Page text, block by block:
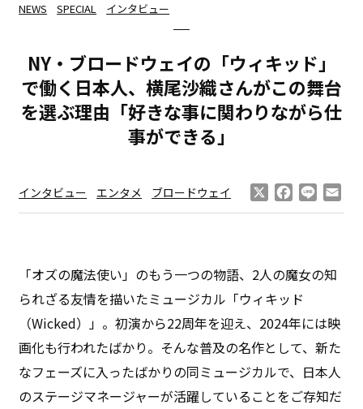
NEWS
SPECIAL インタビュー
NY・ブロードウェイの「ウィキッド」
で働く日本人、横尾沙織さんがこの舞台
を選ぶ理由「好きな事に関わりながら仕
事ができる」
インタビュー エンタメ ブロードウェイ Facebook
Line
「オズの魔法使い」のもう一つの物語、2人の魔女の知
られざる友情を描いたミュージカル「ウィキッド
（Wicked）」。初演から22周年を迎え、2024年には映
画化も行われたばかり。そんな普及の名作として、新た
なフェーズに入ったばかりの同ミュージカルで、日本人
のステージマネージャーが活躍していることをご存知だ